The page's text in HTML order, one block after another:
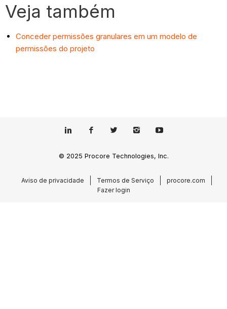
Veja também
Conceder permissões granulares em um modelo de
permissões do projeto
© 2025 Procore Technologies, Inc.
Aviso de privacidade Termos de Serviço
procore.com
Fazer login